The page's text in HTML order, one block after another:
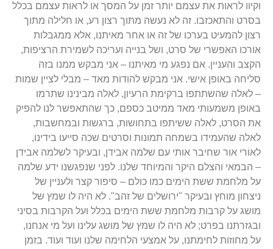
וקיוו לראות את עצמם יותר זמן על המסך או לראות עצמם בכלל
בסרט והתאכזבו. זה לא נעשה מתוך רצון רע, או חלילה מתוך
רצון להמעיט בערכו של זה או אחר מאיתנו, אלא ממגבלות
אורכו האפשרי של סרט, ושל בנייה ועריכה לשמירת הרציפות,
הקצב והעניין. אם נפגע מי מאיתנו – אני מבקש ממנו בזה
סליחה באופן אישי. אני מבקש להודות מאד – מבלי לציין שמות
– לאלה שהשתתפו ברקימת הרעיון, לאלה מבינינו שתרמו
באופן משמעותי מאד ממיטב כספם, כך שהתאפשר לנו להפיק
את הסרט, לאלה ששיתפו בתחושות, ברגשות ובמחשבות,
לאלה שהעמידו בשמחה תמונות וסרטים שכה סייעו בידינו,
לאוֹרי אור שחיבר אותי עם שלמה אבידן, ובעיקר לשלמה אבידן
– הבמאי והצלם היקר והמיוחד שלנו. לפני שנפגשנו ידע שלמה
על מלחמת ששת הימים כמו כולם – סיפור קצר ולעניין של
ניצחון מוחץ ובעיקר "ירושלים של זהב". לא היה לו שמץ של
מושג על קרבות מלחמת ששת הימים בכלל ועל הקרבות בסיני
ובגזרתנו בפרט; לא היה לו שמץ של מושג עלינו ועל מי אנחנו,
על מחוזות לחימתנו, על אמצעי הלחימה שלנו ועוד ועוד. בזמן